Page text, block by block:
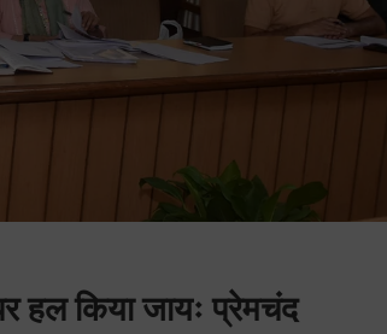
हल किया जायः प्रेमचंद